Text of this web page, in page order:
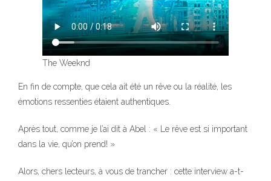
The Weeknd
En fin de compte, que cela ait été un rêve ou la réalité, les
émotions ressenties étaient authentiques.
Après tout, comme je l’ai dit à Abel : « Le rêve est si important
dans la vie, qu’on prend! »
Alors, chers lecteurs, à vous de trancher : cette interview a-t-